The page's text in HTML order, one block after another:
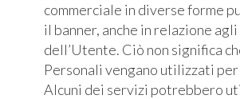
commerciale in diverse forme
il banner, anche in relazione
dell’Utente. Ciò non significa
Personali vengano utilizzati
Alcuni dei servizi potrebbero